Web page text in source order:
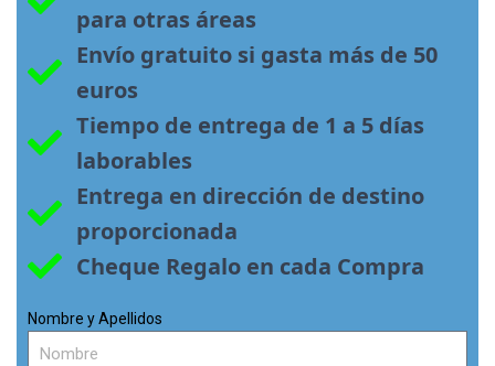
para otras áreas
Envío gratuito si gasta más de 50
euros
Tiempo de entrega de 1 a 5 días
laborables
Entrega en dirección de destino
proporcionada
Cheque Regalo en cada Compra
Nombre y Apellidos